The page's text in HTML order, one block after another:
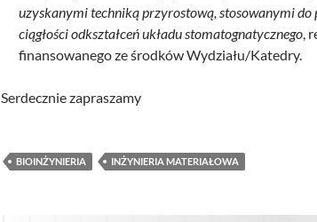
uzyskanymi techniką przyrostową, stosowanymi do
ciągłości odkształceń układu stomatognatycznego,
finansowanego ze środków Wydziału/Katedry.
Serdecznie zapraszamy
BIOINŻYNIERIA INŻYNIERIA MATERIAŁOWA